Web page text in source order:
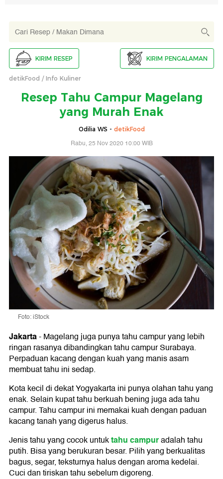
KIRIM RESEP KIRIM PENGALAMAN
detikFood Info Kuliner
Resep Tahu Campur Magelang
yang Murah Enak
Odilia WS - detikFood
Rabu, 25 Nov 2020 10:00 WIB
Foto: iStock
Jakarta-Magelang juga punya tahu campur yang lebih
ringan rasanya dibandingkan tahu campur Surabaya.
Perpaduan kacang dengan kuah yang manis asam
membuat tahu ini sedap.
Kota kecil di dekat Yogyakarta ini punya olahan tahu yang
enak. Selain kupat tahu berkuah bening juga ada tahu
campur. Tahu campur ini memakai kuah dengan paduan
kacang tanah yang digerus halus.
Jenis tahu yang cocok untuktahu campuradalah tahu
putih. Bisa yang berukuran besar. Pilih yang berkualitas
bagus, segar, teksturnya halus dengan aroma kedelai.
Cuci dan tiriskan tahu sebelum digoreng.